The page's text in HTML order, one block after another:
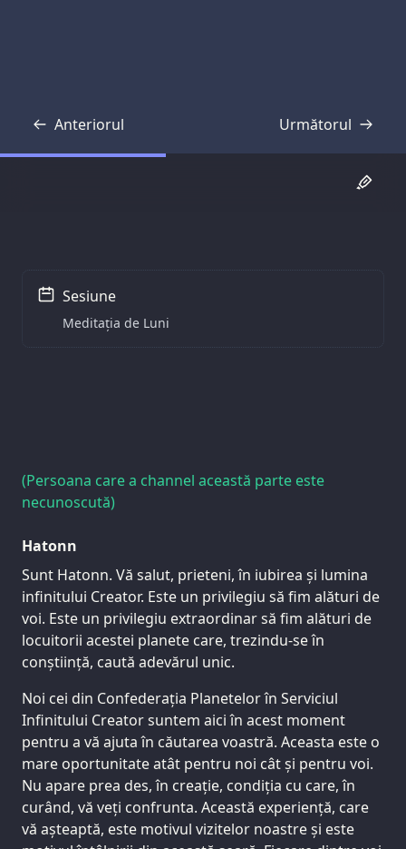
Anteriorul
Transcriere Următorul
Transcriere
(Persoana care a channel această parte este
necunoscută)
Hatonn
Sunt Hatonn. Vă salut, prieteni, în iubirea și lumina
infinitului Creator. Este un privilegiu să fim alături de
voi. Este un privilegiu extraordinar să fim alături de
locuitorii acestei planete care, trezindu-se în
conștiință, caută adevărul unic.
Noi cei din Confederația Planetelor în Serviciul
Infinitului Creator suntem aici în acest moment
pentru a vă ajuta în căutarea voastră. Aceasta este o
mare oportunitate atât pentru noi cât și pentru voi.
Nu apare prea des, în creație, condiția cu care, în
curând, vă veți confrunta. Această experiență, care
vă așteaptă, este motivul vizitelor noastre și este
Sesiune
Meditația de Luni